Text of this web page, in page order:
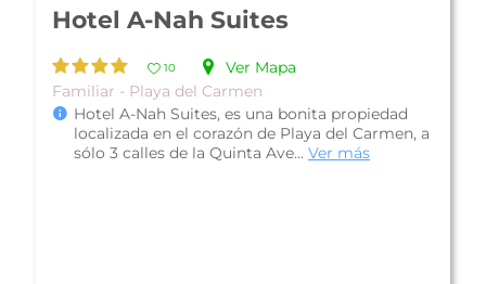
Unic Design Hotel
10
Ver Mapa
Luna de Miel - Playa del Carmen
Unic Design Hotel, se encuentra en la Quinta
Avenida de Playa del Carmen, a sólo dos calles
de la playa; ideal para viajer...Ver más